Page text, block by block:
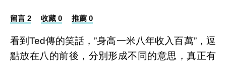
留言 2 收藏 0 推薦 0
看到Ted傳的笑話，”身高一米八年收入百萬”，逗
點放在八的前後，分別形成不同的意思，真正有